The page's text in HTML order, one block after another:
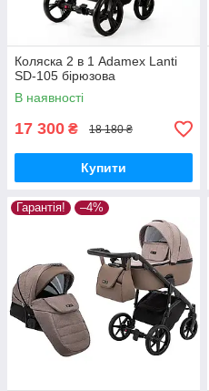
Коляска 2 в 1 Adamex Lanti
SD-105 бірюзова
В наявності
17 300 ₴ 18 180 ₴
Купити
Гарантія! –4%